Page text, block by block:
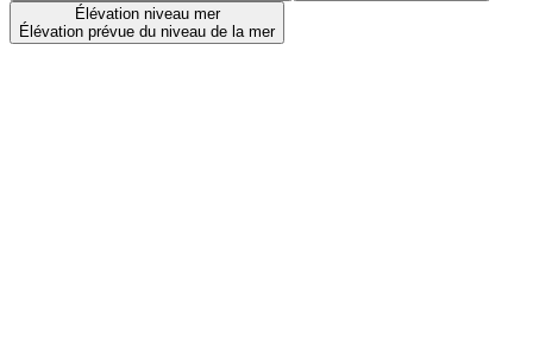
Élévation niveau mer
Élévation prévue du niveau de la mer